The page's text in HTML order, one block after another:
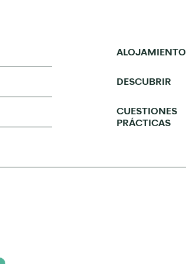
ALOJAMIENTO
DESCUBRIR
CUESTIONES
PRÁCTICAS